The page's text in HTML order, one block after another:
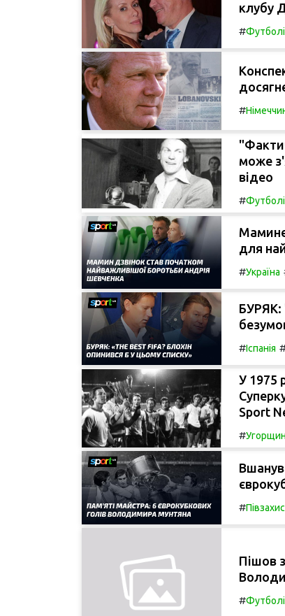
клубу
#
#
може
відео
#
для
#Україна
БУРЯК:
#Іспанія
У 1975
Sport
#
#
Пішов
#